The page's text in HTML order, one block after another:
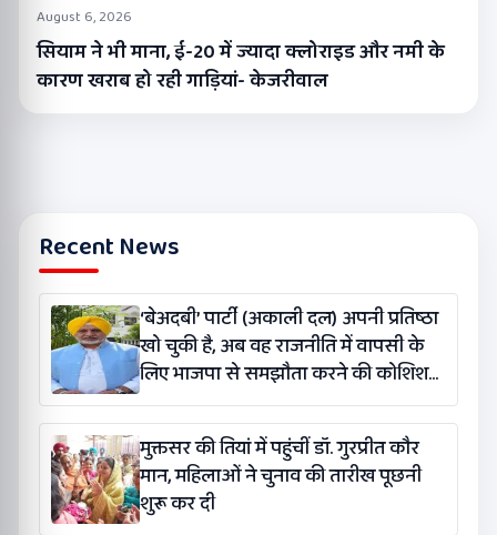
August 6, 2026
सियाम ने भी माना, ई-20 में ज्यादा क्लोराइड और नमी के
कारण खराब हो रही गाड़ियां- केजरीवाल
Recent News
‘बेअदबी’ पार्टी (अकाली दल) अपनी प्रतिष्ठा
खो चुकी है, अब वह राजनीति में वापसी के
लिए भाजपा से समझौता करने की कोशिश
कर रही है: बलतेज पन्नू
मुक्तसर की तियां में पहुंचीं डॉ. गुरप्रीत कौर
मान, महिलाओं ने चुनाव की तारीख पूछनी
शुरू कर दी